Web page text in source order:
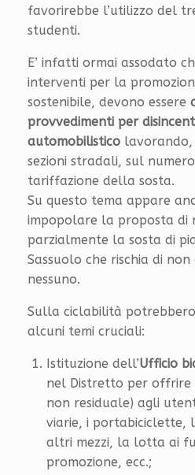
favorirebbe l’utilizzo del
studenti.
E’ infatti ormai assodato
interventi per la
sostenibile, devono essere
provvedimenti per
automobilistico
sezioni stradali, sul
tariffazione della sosta.
Su questo tema appare
impopolare la proposta di
parzialmente la sosta di
Sassuolo che rischia di
nessuno.
Sulla ciclabilità
alcuni temi cruciali:
Istituzione dell’Ufficio
nel Distretto per offrire
non residuale) agli
viarie, i portabiciclette,
altri mezzi, la lotta ai
promozione, ecc.;